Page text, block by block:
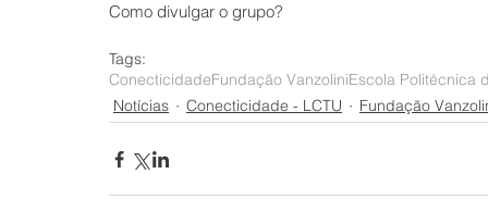
Como divulgar o grupo?
Tags:
ConecticidadeFundação VanzoliniEscola Politécnica
Notícias
Conecticidade - LCTU Fundação